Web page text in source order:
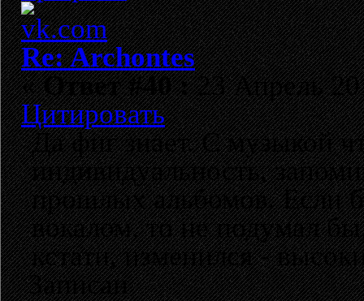
Re: Archontes
«Ответ #40 :23 Апрель
Цитировать
Да фиг знает. С музыкой
индивидуальность,
прошлых альбомов. Если
вокалом, то не подумал
кстати, изменился -
Записан